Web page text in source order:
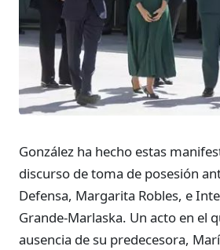
González ha hecho estas
discurso de toma de posesión
Defensa, Margarita Robles, e
Grande-Marlaska. Un acto en el
ausencia de su predecesora,